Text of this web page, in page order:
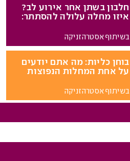
חלבון בשתן אחר אירוע לב?
איזו מחלה עלולה להסתתר:
בשיתוף אסטרהזניקה
בוחן כליות: מה אתם יודעים
על אחת המחלות הנפוצות
בשיתוף אסטרהזניקה